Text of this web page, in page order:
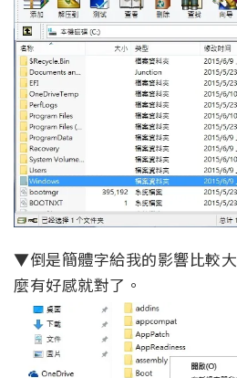
▼倒是簡體字給我的影響比較
麼有好感就對了。